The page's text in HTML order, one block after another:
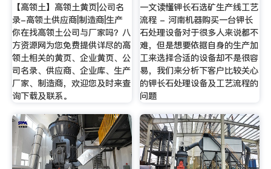
【高领土】高领土黄页|公司名
录-高领土供应商|制造商|生产
你在找高领土公司与厂家吗？八
方资源网为您免费提供详尽的高
领土相关的黄页、企业黄页、公
司名录、供应商、企业库、生产
厂家、制造商，欢迎您及时来查
询下载及联系。
一文读懂钾长石选矿生产线工艺
流程 - 河南机器购买一台钾长
石处理设备对于很多人来说都不
难，但是想要依据自身的生产加
工来选择合适的设备却不是很容
易，我们来分析下客户比较关心
的钾长石处理设备及工艺流程的
问题